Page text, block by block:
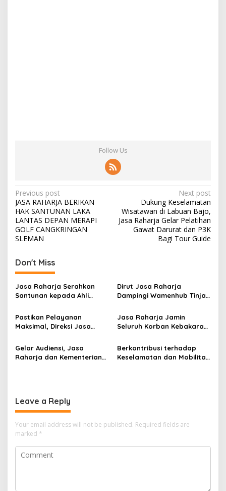
Follow Us
Post
navigation
Previous post
JASA RAHARJA BERIKAN
HAK SANTUNAN LAKA
LANTAS DEPAN MERAPI
GOLF CANGKRINGAN
SLEMAN
Next post
Dukung Keselamatan
Wisatawan di Labuan Bajo,
Jasa Raharja Gelar Pelatihan
Gawat Darurat dan P3K
Bagi Tour Guide
Don't Miss
Jasa Raharja Serahkan
Santunan kepada Ahli
KM Mutiara Sentosa II
Dirut Jasa Raharja
Dampingi Wamenhub Tinjau
Mutiara Sentosa II di RS
PHC Surabaya
Pastikan Pelayanan
Maksimal, Direksi Jasa
Kebakaran KM Mutiara
Sentosa II
Jasa Raharja Jamin
Seluruh Korban Kebakaran
Perairan Sumenep
Gelar Audiensi, Jasa
Raharja dan Kementerian
Berkontribusi terhadap
Keselamatan dan Mobilitas
Leave a Reply
Your email address will not be published. Required fields are
marked *